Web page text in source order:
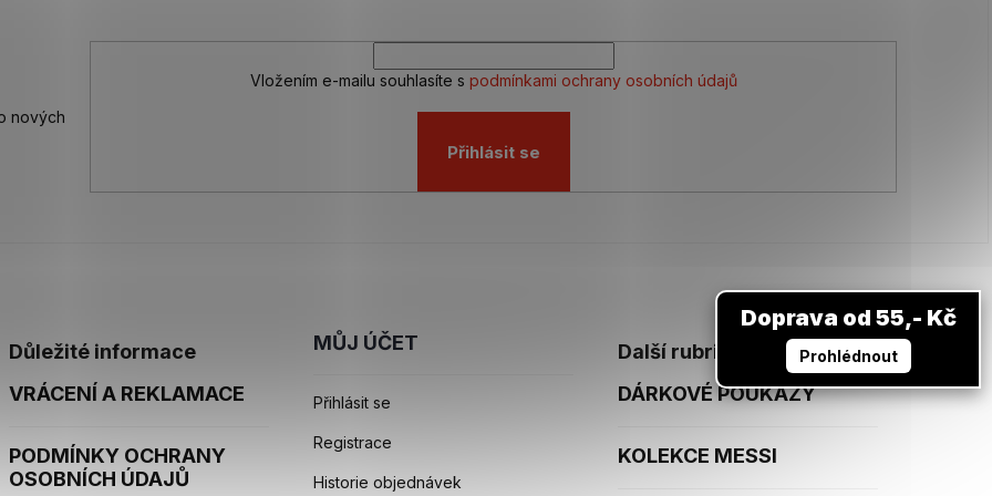
nových
Vložením e-mailu souhlasíte s podmínkami ochrany osobních údajů
Přihlásit se
Důležité informace
VRÁCENÍ A REKLAMACE
PODMÍNKY OCHRANY
OSOBNÍCH ÚDAJŮ
MŮJ ÚČET
Přihlásit se
Registrace
Historie objednávek
Další rubriky
DÁRKOVÉ POUKAZY
KOLEKCE MESSI
Doprava od 55,- Kč
Prohlédnout